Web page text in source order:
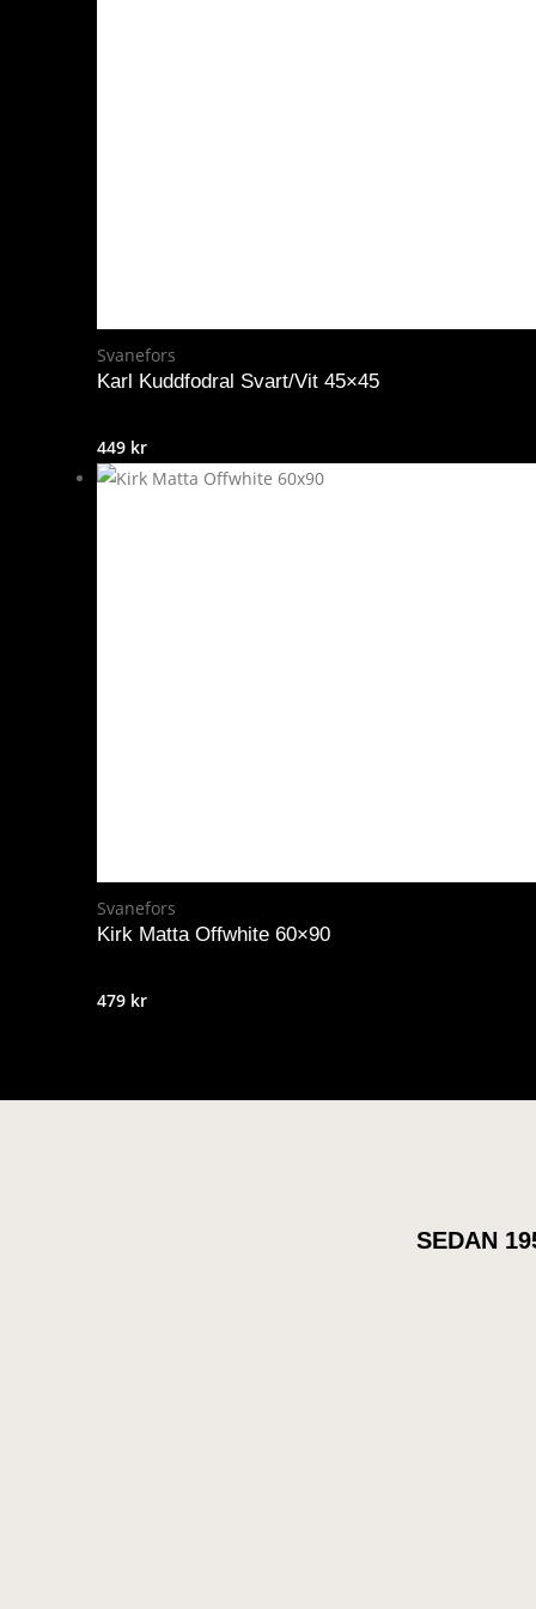
Svanefors
Karl Kuddfodral Svart/Vit 45×45
449 kr
Svanefors
Kirk Matta Offwhite 60×90
479 kr
SEDAN